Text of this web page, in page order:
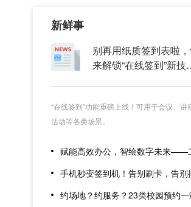
新鲜事
别再用纸质签到表啦
来解锁“在线签到”新技
“在线签到”功能重磅上线！可用于会议、讲
活动等各类场景。
约场地？约服务？23类校园预约一